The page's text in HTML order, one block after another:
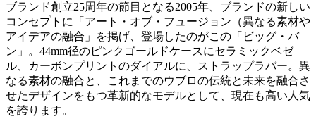
ブランド創立25周年の節目となる2005年、ブランドの新しい
コンセプトに「アート・オブ・フュージョン（異なる素材や
アイデアの融合」を掲げ、登場したのがこの「ビッグ・バ
ン」。44mm径のピンクゴールドケースにセラミックベゼ
ル、カーボンプリントのダイアルに、ストラップラバー。異
なる素材の融合と、これまでのウブロの伝統と未来を融合さ
せたデザインをもつ革新的なモデルとして、現在も高い人気
を誇ります。